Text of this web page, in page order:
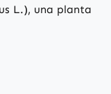
L.), una planta